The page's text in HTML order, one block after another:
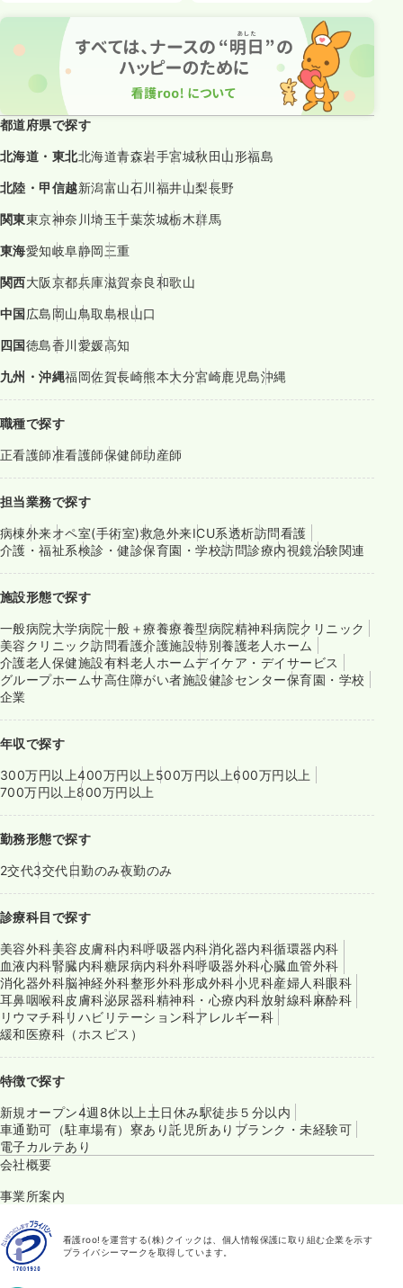
都道府県で探す
北海道・東北北海道青森岩手宮城秋田山形福島
北陸・甲信越新潟富山石川福井山梨長野
関東東京神奈川埼玉千葉茨城栃木群馬
東海愛知岐阜静岡三重
関西大阪京都兵庫滋賀奈良和歌山
中国広島岡山鳥取島根山口
四国徳島香川愛媛高知
九州・沖縄福岡佐賀長崎熊本大分宮崎鹿児島沖縄
職種で探す
正看護師准看護師保健師助産師
担当業務で探す
病棟外来オペ室(手術室)救急外来ICU系透析訪問看護
介護・福祉系検診・健診保育園・学校訪問診療内視鏡治験関連
施設形態で探す
一般病院大学病院一般＋療養療養型病院精神科病院クリニック
美容クリニック訪問看護介護施設特別養護老人ホーム
介護老人保健施設有料老人ホームデイケア・デイサービス
グループホームサ高住障がい者施設健診センター保育園・学校
企業
年収で探す
300万円以上400万円以上 500万円以上600万円以上
700万円以上800万円以上
勤務形態で探す
2交代3交代日勤のみ夜勤のみ
診療科目で探す
美容外科美容皮膚科内科呼吸器内科消化器内科循環器内科
血液内科腎臓内科糖尿病内科外科呼吸器外科心臓血管外科
消化器外科脳神経外科整形外科形成外科小児科産婦人科眼科
耳鼻咽喉科皮膚科泌尿器科精神科・心療内科放射線科麻酔科
リウマチ科リハビリテーション科アレルギー科
緩和医療科（ホスピス）
特徴で探す
新規オープン4週8休以上 土日休み駅徒歩５分以内
車通勤可（駐車場有） 寮あり託児所あり ブランク・未経験可
電子カルテあり
会社概要
事業所案内
看護roo!を運営する(株)クイックは、個人情報保護に取り組む企業を示す
プライバシーマークを取得しています。